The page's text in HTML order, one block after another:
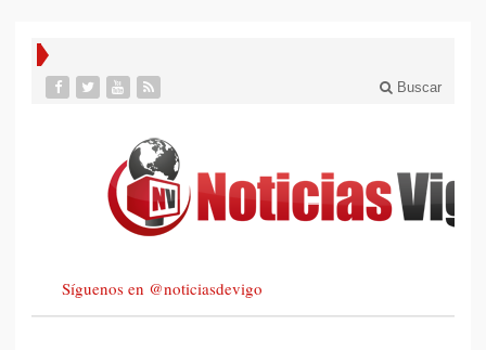
Buscar
Síguenos en @noticiasdevigo